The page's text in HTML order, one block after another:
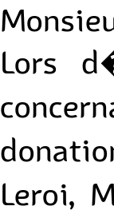
Lors
Leroi,